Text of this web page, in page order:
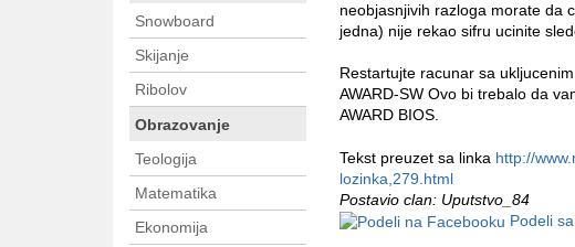
neobjasnjivih razloga morate da
jedna) nije rekao sifru ucinite
Restartujte racunar sa
AWARD-SW Ovo bi trebalo da
AWARD BIOS.
Tekst preuzet sa linka http://
lozinka,279.html
Postavio clan: Uputstvo_84
Podeli
Snowboard
Skijanje
Ribolov
Obrazovanje
Teologija
Matematika
Ekonomija